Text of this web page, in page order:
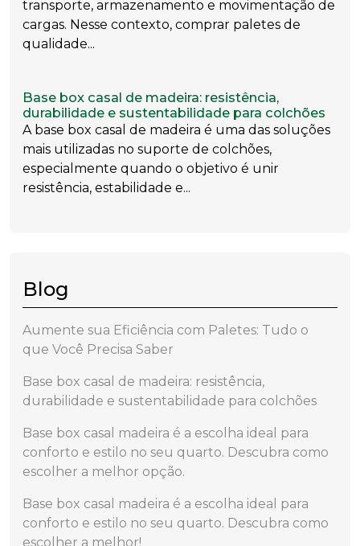
transporte, armazenamento e movimentação de
cargas. Nesse contexto, comprar paletes de
qualidade...
Base box casal de madeira: resistência,
durabilidade e sustentabilidade para colchões
A base box casal de madeira é uma das soluções
mais utilizadas no suporte de colchões,
especialmente quando o objetivo é unir
resistência, estabilidade e...
Blog
Aumente sua Eficiência com Paletes: Tudo o
que Você Precisa Saber
Base box casal de madeira: resistência,
durabilidade e sustentabilidade para colchões
Base box casal madeira é a escolha ideal para
conforto e estilo no seu quarto. Descubra como
escolher a melhor opção.
Base box casal madeira é a escolha ideal para
conforto e estilo no seu quarto. Descubra como
escolher a melhor!